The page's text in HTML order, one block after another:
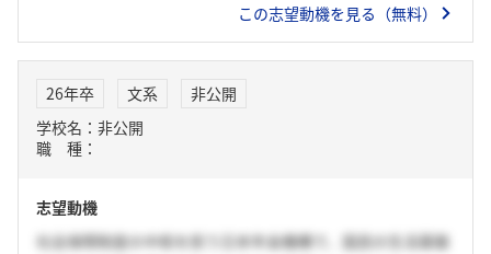
がら正確かつ迅速に業務を遂行することで、国民が安心して
国民から信頼される年金運営を支えたいと考えております。
この志望動機を見る（無料）
26年卒 文系
非公開
学校名：非公開
職 種：
志望動機
社会保障制度の中核を担う日本年金機構で、国民の生活基盤